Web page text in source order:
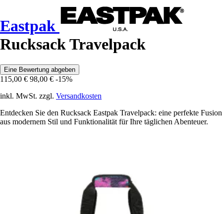
Eastpak
Rucksack Travelpack
Eine Bewertung abgeben
115,00 € 98,00 € -15%
inkl. MwSt. zzgl. Versandkosten
Entdecken Sie den Rucksack Eastpak Travelpack: eine perfekte Fusion
aus modernem Stil und Funktionalität für Ihre täglichen Abenteuer.